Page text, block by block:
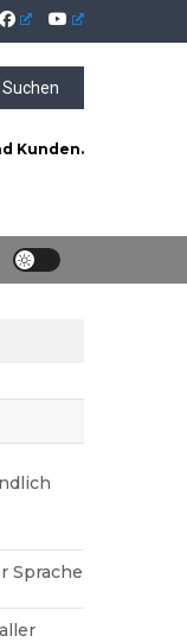
Kunden.
Sprache